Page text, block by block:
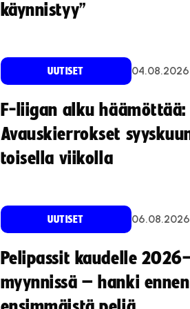
käynnistyy”
UUTISET 04.08.2026
F-liigan alku häämöttää:
Avauskierrokset
toisella viikolla
UUTISET 06.08.2026
Pelipassit kaudelle
myynnissä – hanki ennen